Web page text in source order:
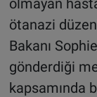
ötanazi
Bakanı
gönderdiği
kapsamında